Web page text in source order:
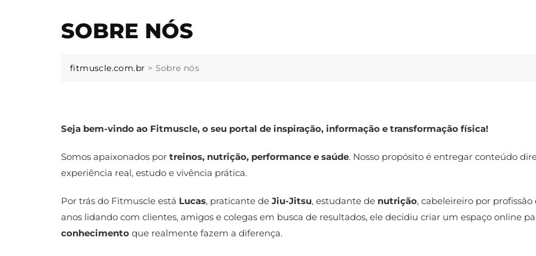
SOBRE NÓS
fitmuscle.com.br > Sobre nós
Seja bem-vindo ao Fitmuscle, o seu portal de inspiração, informação e transformação física!
Somos apaixonados por treinos, nutrição, performance e saúde. Nosso propósito é entregar conteúdo
experiência real, estudo e vivência prática.
Por trás do Fitmuscle está Lucas, praticante de Jiu-Jitsu, estudante de nutrição, cabeleireiro por
anos lidando com clientes, amigos e colegas em busca de resultados, ele decidiu criar um espaço online
conhecimento que realmente fazem a diferença.